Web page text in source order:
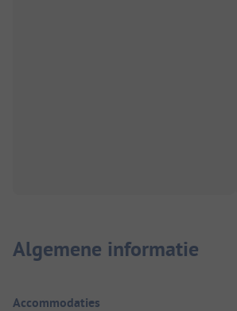
Algemene informatie
Accommodaties